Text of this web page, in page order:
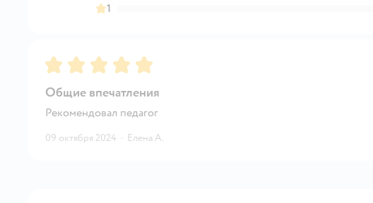
1
Рейтинг:5
Общие впечатления
Рекомендовал педагог
09 октября 2024 · Елена А.